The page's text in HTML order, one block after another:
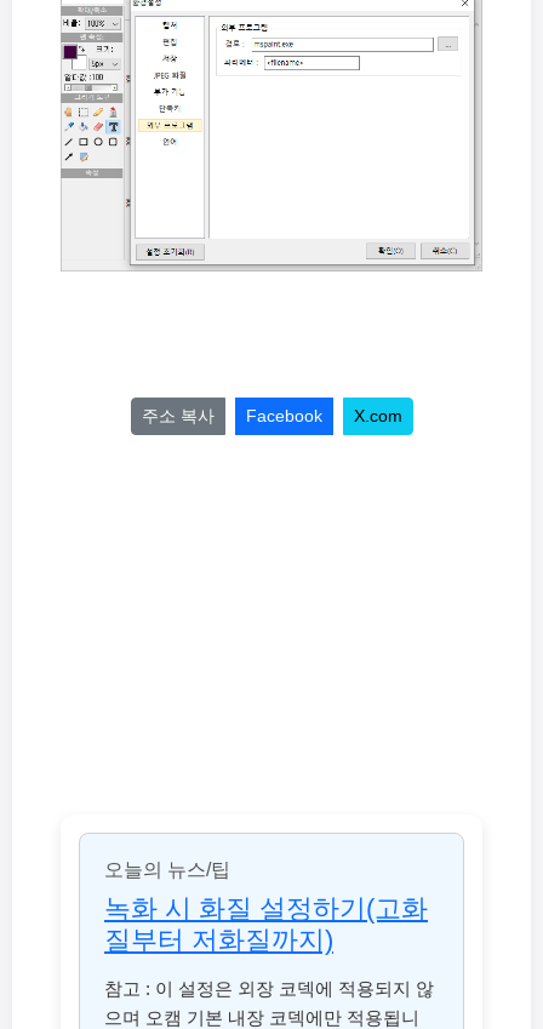
주소 복사 Facebook X.com
오늘의 뉴스/팁
녹화 시 화질 설정하기(고화
질부터 저화질까지)
참고 : 이 설정은 외장 코덱에 적용되지 않
으며 오캠 기본 내장 코덱에만 적용됩니